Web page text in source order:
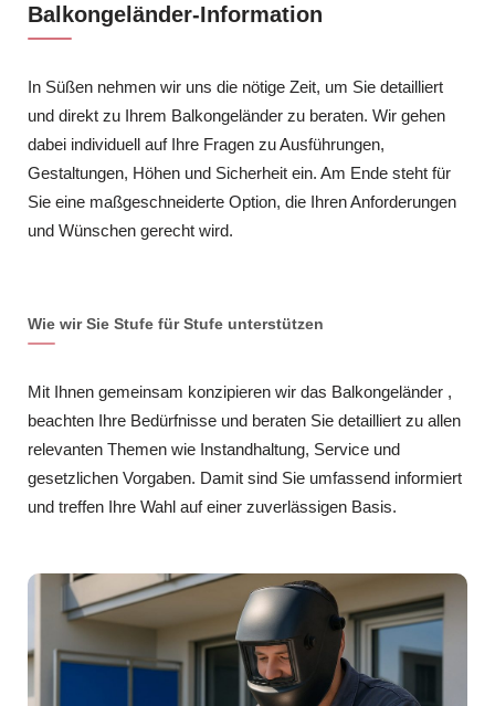
Balkongeländer-Information
In Süßen nehmen wir uns die nötige Zeit, um Sie detailliert
und direkt zu Ihrem Balkongeländer zu beraten. Wir gehen
dabei individuell auf Ihre Fragen zu Ausführungen,
Gestaltungen, Höhen und Sicherheit ein. Am Ende steht für
Sie eine maßgeschneiderte Option, die Ihren Anforderungen
und Wünschen gerecht wird.
Wie wir Sie Stufe für Stufe unterstützen
Mit Ihnen gemeinsam konzipieren wir das Balkongeländer ,
beachten Ihre Bedürfnisse und beraten Sie detailliert zu allen
relevanten Themen wie Instandhaltung, Service und
gesetzlichen Vorgaben. Damit sind Sie umfassend informiert
und treffen Ihre Wahl auf einer zuverlässigen Basis.